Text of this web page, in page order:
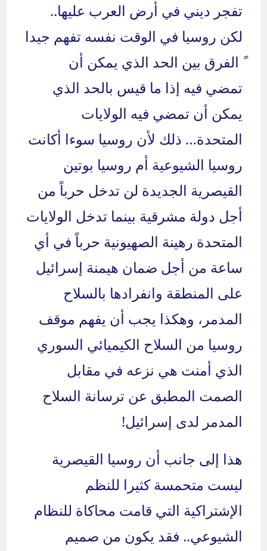
تفجر ديني في أرض العرب عليها..
لكن روسيا في الوقت نفسه تفهم جيدا
ً الفرق بين الحد الذي يمكن أن
تمضي فيه إذا ما قيس بالحد الذي
يمكن أن تمضي فيه الولايات
المتحدة… ذلك لأن روسيا سوءا أكانت
روسيا الشيوعية أم روسيا بوتين
القيصرية الجديدة لن تدخل حرباً من
أجل دولة مشرقية بينما تدخل الولايات
المتحدة رهينة الصهيونية حرباً في أي
ساعة من أجل ضمان هيمنة إسرائيل
على المنطقة وانفرادها بالسلاح
المدمر، وهكذا يجب أن يفهم موقف
روسيا من السلاح الكيميائي السوري
الذي أمنت هي نزعه في مقابل
الصمت المطبق عن ترسانة السلاح
المدمر لدى إسرائيل!
هذا إلى جانب أن روسيا القيصرية
ليست متحمسة كثيرا للنظم
الإشتراكية التي قامت محاكاة للنظام
الشيوعي.. فقد يكون من صميم